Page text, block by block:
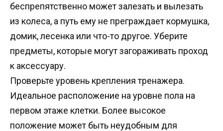
беспрепятственно может залезать и вылезать
из колеса, а путь ему не преграждает кормушка,
домик, лесенка или что-то другое. Уберите
предметы, которые могут загораживать проход
к аксессуару.
Проверьте уровень крепления тренажера.
Идеальное расположение на уровне пола на
первом этаже клетки. Более высокое
положение может быть неудобным для